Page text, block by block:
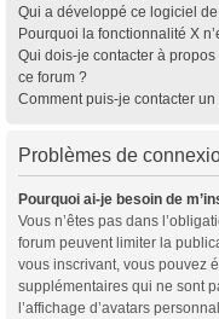
Qui a développé ce logiciel
Pourquoi la fonctionnalité X
Qui dois-je contacter à
ce forum ?
Comment puis-je contacter
Problèmes de
Pourquoi ai-je besoin de
Vous n’êtes pas dans
forum peuvent limiter la
vous inscrivant, vous pouvez
supplémentaires qui ne sont
l’affichage d’avatars